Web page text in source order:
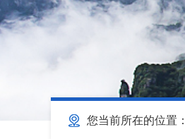
您当前所在的位置：